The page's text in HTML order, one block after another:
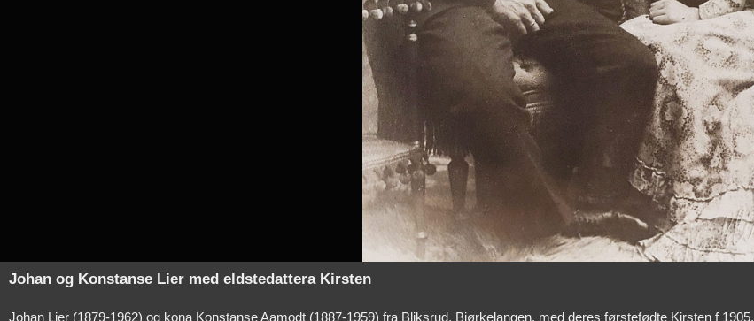
Johan og Konstanse Lier med eldstedattera Kirsten
Johan Lier (1879-1962) og kona Konstanse Aamodt (1887-1959) fra Bliksrud, Bjørkelangen, med deres førstefødte Kirsten f 1905.